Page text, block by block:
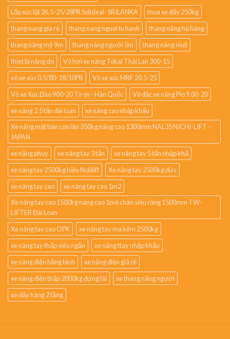
Lốp xúc lật 26.5-25/28PR Solideal- SRILANKA
mua xe đẩy 250kg
thang nang gia rẻ
thang nang nguoi tu hanh
thang nâng hạ hàng
thang nâng mỹ 9m
thang nâng người 5m
thang nâng niuli
thiet bi nâng do
Vỏ hơi xe nâng Tokai Thái Lan 300-15
vỏ xe xúc 0.5/80-18/10PR
Vỏ xe xúc MRF 20.5-25
Vỏ xe Xúc Đào 900-20 Tiron - Hàn Quốc
Vỏ đặc xe nâng Pio 9.00-20
xe nâng 2.5 tấn đài loan
xe nâng cao nhập khẩu
Xe nâng mặt bàn con lăn 350kg nâng cao 1300mm NAL35 NICHI-LIFT –
JAPAN
xe nâng phuy
xe nâng tay 3 tấn
xe nâng tay 5 tấn nhập khẩ
xe nâng tay 2500kg hiệu Noblift
Xe nâng tay 2500kg đức
xe nâng tay cao
xe nâng tay cao 1m2
Xe nâng tay cao 1500kg nâng cao 1m6 chân siêu rộng 1500mm TW-
LIFTER Đài Loan
Xe nâng tay cao OPK
xe nâng tay mạ kẽm 2500kg
xe nâng tay thấp siêu ngắn
xe nâng ttay nhập khẩu
xe nâng điện bằng bình
xe nâng điện giá rẻ
xe nâng điện thấp 2000kg đứng lái
xe thang nâng người
xe đẩy hàng 2 tầng